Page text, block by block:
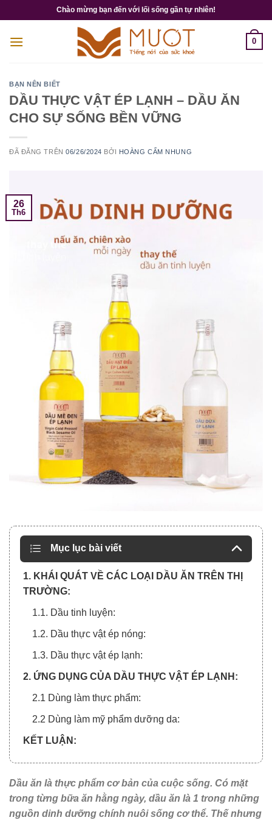
đến
nội
Chào mừng bạn đến với lối sống gần tự nhiên!
0
BẠN NÊN BIẾT
DẦU THỰC VẬT ÉP LẠNH – DẦU ĂN
CHO SỰ SỐNG BỀN VỮNG
ĐÃ ĐĂNG TRÊN06/26/2024 BỞI HOÀNG CẨM NHUNG
26
Th6
Mục lục bài viết
1. KHÁI QUÁT VỀ CÁC LOẠI DẦU ĂN TRÊN THỊ
TRƯỜNG:
1.1. Dầu tinh luyện:
1.2. Dầu thực vật ép nóng:
1.3. Dầu thực vật ép lạnh:
2. ỨNG DỤNG CỦA DẦU THỰC VẬT ÉP LẠNH:
2.1 Dùng làm thực phẩm:
2.2 Dùng làm mỹ phẩm dưỡng da:
KẾT LUẬN:
Dầu ăn là thực phẩm cơ bản của cuộc sống. Có mặt
trong từng bữa ăn hằng ngày, dầu ăn là 1 trong những
nguồn dinh dưỡng chính nuôi sống cơ thể. Thế nhưng